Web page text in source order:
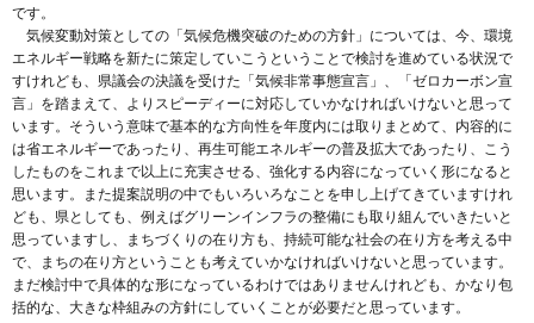
です。
気候変動対策としての「気候危機突破のための方針」については、今、環境
エネルギー戦略を新たに策定していこうということで検討を進めている状況で
すけれども、県議会の決議を受けた「気候非常事態宣言」、「ゼロカーボン宣
言」を踏まえて、よりスピーディーに対応していかなければいけないと思って
います。そういう意味で基本的な方向性を年度内には取りまとめて、内容的に
は省エネルギーであったり、再生可能エネルギーの普及拡大であったり、こう
したものをこれまで以上に充実させる、強化する内容になっていく形になると
思います。また提案説明の中でもいろいろなことを申し上げてきていますけれ
ども、県としても、例えばグリーンインフラの整備にも取り組んでいきたいと
思っていますし、まちづくりの在り方も、持続可能な社会の在り方を考える中
で、まちの在り方ということも考えていかなければいけないと思っています。
まだ検討中で具体的な形になっているわけではありませんけれども、かなり包
括的な、大きな枠組みの方針にしていくことが必要だと思っています。